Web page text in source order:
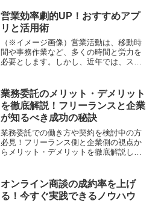
営業効率劇的UP！おすすめアプ
リと活用術
（※イメージ画像）営業活動は、移動時
間や事務作業など、多くの時間と労力を
必要とします。しかし、近年では、スマ
率化に貢献しています。この記事では、
営業効率を劇的に向上させる...
業務委託のメリット・デメリット
を徹底解説！フリーランスと企業
が知るべき成功の秘訣
業務委託での働き方や契約を検討中の方
必見！フリーランス側と企業側の視点か
らメリット・デメリットを徹底解説しま
パートナーシップを築くための完全ガイ
ドです。
オンライン商談の成約率を上げ
る！今すぐ実践できるノウハウ